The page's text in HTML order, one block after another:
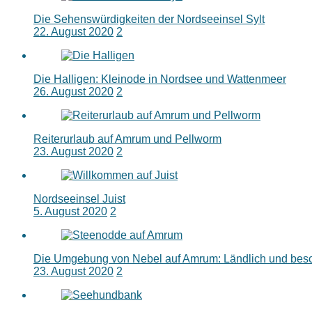
Die Sehenswürdigkeiten der Nordseeinsel Sylt
22. August 2020 2
Die Halligen: Kleinode in Nordsee und Wattenmeer
26. August 2020 2
Reiterurlaub auf Amrum und Pellworm
23. August 2020 2
Nordseeinsel Juist
5. August 2020 2
Die Umgebung von Nebel auf Amrum: Ländlich und
23. August 2020 2